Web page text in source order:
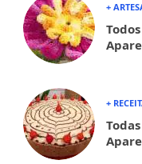
+
+